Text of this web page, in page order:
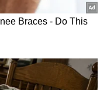
ವಿವರವಾದ